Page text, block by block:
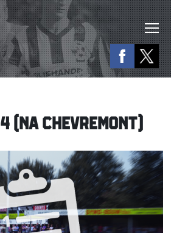
(NA CHEVREMONT)